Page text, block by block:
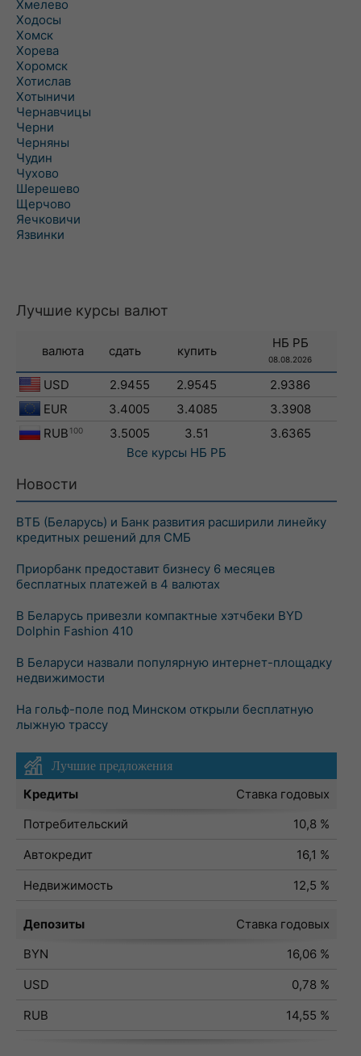
Хмелево
Ходосы
Хомск
Хорева
Хоромск
Хотислав
Хотыничи
Чернавчицы
Черни
Черняны
Чудин
Чухово
Шерешево
Щерчово
Яечковичи
Язвинки
Лучшие курсы валют
валюта сдать купить
НБ РБ
08.08.2026
USD 2.9455 2.9545
2.9386
EUR
3.4005 3.4085
3.3908
RUB 100 3.5005 3.51
3.6365
Все курсы НБ РБ
Новости
ВТБ (Беларусь) и Банк развития расширили линейку
кредитных решений для СМБ
Приорбанк предоставит бизнесу 6 месяцев
бесплатных платежей в 4 валютах
В Беларусь привезли компактные хэтчбеки BYD
Dolphin Fashion 410
В Беларуси назвали популярную интернет-площадку
недвижимости
На гольф-поле под Минском открыли бесплатную
лыжную трассу
Лучшие предложения
Кредиты
Ставка годовых
Потребительский
10,8 %
Автокредит
16,1 %
Недвижимость
12,5 %
Депозиты
Ставка годовых
BYN
16,06 %
USD
0,78 %
RUB
14,55 %